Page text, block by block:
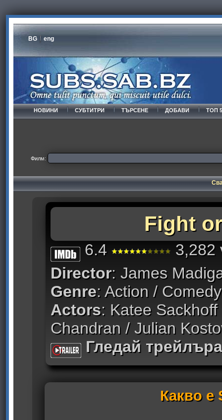
BG eng
НОВИНИ СУБТИТРИ ТЪРСЕНЕ ДОБАВИ ТОП
Филм:
Fight
6.4
3,282
Director: James
Genre: Action / Comedy
Actors: Katee
Chandran / Julian
Гледай трейлъра
Какво е